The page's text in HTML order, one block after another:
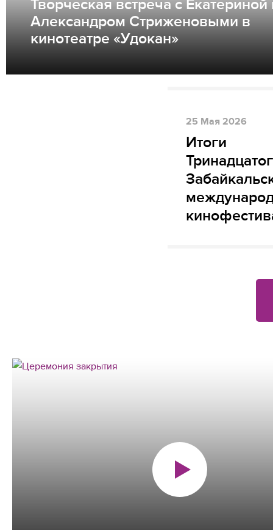
Творческая встреча с Екатериной
Александром Стриженовыми в
кинотеатре «Удокан»
25 Мая 2026
Итоги